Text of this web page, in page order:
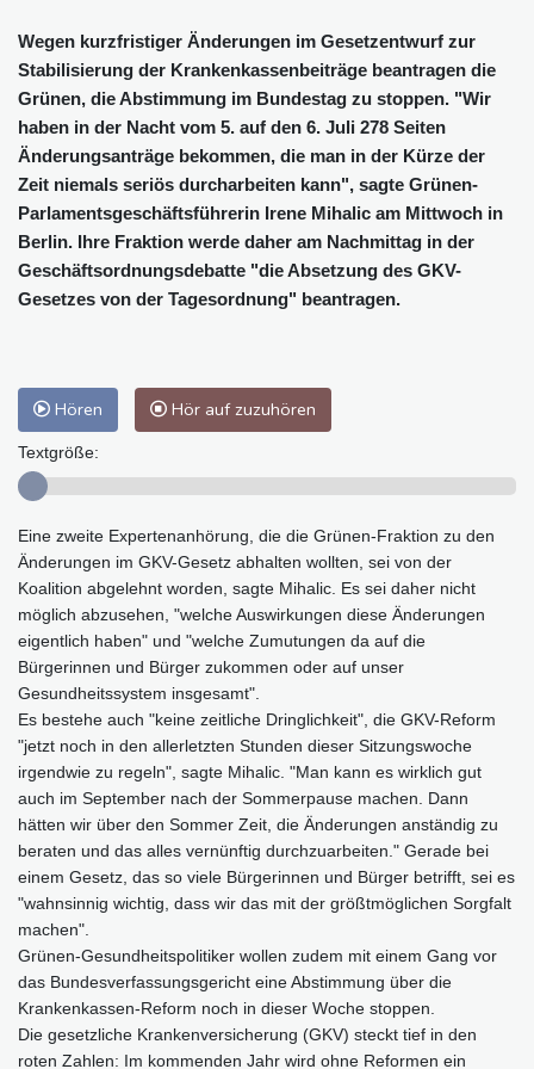
Wegen kurzfristiger Änderungen im Gesetzentwurf zur
Stabilisierung der Krankenkassenbeiträge beantragen die
Grünen, die Abstimmung im Bundestag zu stoppen. "Wir
haben in der Nacht vom 5. auf den 6. Juli 278 Seiten
Änderungsanträge bekommen, die man in der Kürze der
Zeit niemals seriös durcharbeiten kann", sagte Grünen-
Parlamentsgeschäftsführerin Irene Mihalic am Mittwoch in
Berlin. Ihre Fraktion werde daher am Nachmittag in der
Geschäftsordnungsdebatte "die Absetzung des GKV-
Gesetzes von der Tagesordnung" beantragen.
Hören Hör auf zuzuhören
Textgröße:
Eine zweite Expertenanhörung, die die Grünen-Fraktion zu den
Änderungen im GKV-Gesetz abhalten wollten, sei von der
Koalition abgelehnt worden, sagte Mihalic. Es sei daher nicht
möglich abzusehen, "welche Auswirkungen diese Änderungen
eigentlich haben" und "welche Zumutungen da auf die
Bürgerinnen und Bürger zukommen oder auf unser
Gesundheitssystem insgesamt".
Es bestehe auch "keine zeitliche Dringlichkeit", die GKV-Reform
"jetzt noch in den allerletzten Stunden dieser Sitzungswoche
irgendwie zu regeln", sagte Mihalic. "Man kann es wirklich gut
auch im September nach der Sommerpause machen. Dann
hätten wir über den Sommer Zeit, die Änderungen anständig zu
beraten und das alles vernünftig durchzuarbeiten." Gerade bei
einem Gesetz, das so viele Bürgerinnen und Bürger betrifft, sei es
"wahnsinnig wichtig, dass wir das mit der größtmöglichen Sorgfalt
machen".
Grünen-Gesundheitspolitiker wollen zudem mit einem Gang vor
das Bundesverfassungsgericht eine Abstimmung über die
Krankenkassen-Reform noch in dieser Woche stoppen.
Die gesetzliche Krankenversicherung (GKV) steckt tief in den
roten Zahlen: Im kommenden Jahr wird ohne Reformen ein